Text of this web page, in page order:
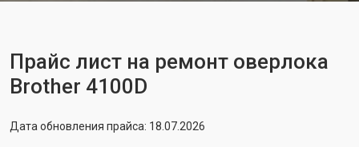
Прайс лист на ремонт оверлока
Brother 4100D
Дата обновления прайса: 18.07.2026